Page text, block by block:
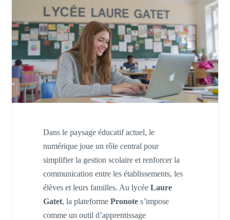
Dans le paysage éducatif actuel, le
numérique joue un rôle central pour
simplifier la gestion scolaire et renforcer la
communication entre les établissements, les
élèves et leurs familles. Au lycée Laure
Gatet, la plateforme Pronotes’impose
comme un outil d’apprentissage